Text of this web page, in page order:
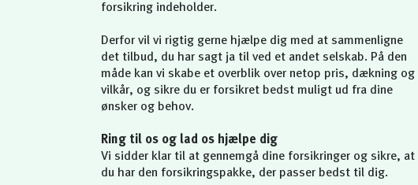
forsikring indeholder.
Derfor vil vi rigtig gerne hjælpe dig med at sammenligne
det tilbud, du har sagt ja til ved et andet selskab. På den
måde kan vi skabe et overblik over netop pris, dækning og
vilkår, og sikre du er forsikret bedst muligt ud fra dine
ønsker og behov.
Ring til os og lad os hjælpe dig
Vi sidder klar til at gennemgå dine forsikringer og sikre, at
du har den forsikringspakke, der passer bedst til dig.